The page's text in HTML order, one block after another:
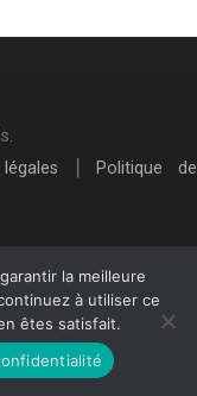
Politique de
la meilleure
à utiliser ce
êtes satisfait.